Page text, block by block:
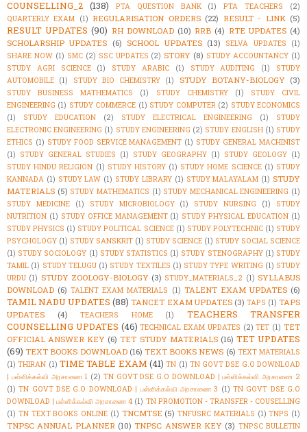
COUNSELLING_2 (138) PTA QUESTION BANK (1) PTA TEACHERS
(2)
QUARTERLY EXAM (1) REGULARISATION ORDERS (22) RESULT - LINK (5)
RESULT UPDATES (90) RH DOWNLOAD (10) RRB (4) RTE UPDATES (4)
SCHOLARSHIP UPDATES (6) SCHOOL UPDATES (13) SELVA UPDATES
(1)
SHARE NOW (1) SMC (2) SSC UPDATES (2) STORY (8) STUDY ACCOUNTANCY (1)
STUDY AGRI SCIENCE
(1) STUDY ARABIC (1) STUDY AUDITING (1)
STUDY
AUTOMOBILE (1) STUDY BIO CHEMISTRY (1) STUDY BOTANY-BIOLOGY (3)
STUDY BUSINESS MATHEMATICS (1) STUDY CHEMISTRY (1)
STUDY CIVIL
ENGINEERING (1) STUDY COMMERCE (1) STUDY COMPUTER (2) STUDY ECONOMICS
(1)
STUDY EDUCATION (2) STUDY ELECTRICAL ENGINEERING (1)
STUDY
ELECTRONIC ENGINEERING (1) STUDY ENGINEERING (2) STUDY ENGLISH (1) STUDY
ETHICS (1) STUDY FOOD SERVICE MANAGEMENT (1) STUDY GENERAL MACHINIST
(1) STUDY GENERAL STUDIES (1) STUDY GEOGRAPHY (1) STUDY GEOLOGY (1)
STUDY HINDU RELIGION (1) STUDY HISTORY (1) STUDY HOME SCIENCE (1) STUDY
KANNADA (1) STUDY LAW (1) STUDY LIBRARY (1) STUDY MALAYALAM (1) STUDY
MATERIALS (5) STUDY MATHEMATICS (1) STUDY MECHANICAL ENGINEERING (1)
STUDY MEDICINE
(1) STUDY MICROBIOLOGY (1) STUDY NURSING (1)
STUDY
NUTRITION (1) STUDY OFFICE MANAGEMENT (1) STUDY PHYSICAL EDUCATION (1)
STUDY PHYSICS (1) STUDY POLITICAL SCIENCE (1) STUDY POLYTECHNIC (1) STUDY
PSYCHOLOGY (1) STUDY SANSKRIT (1) STUDY SCIENCE (1) STUDY SOCIAL SCIENCE
(1) STUDY SOCIOLOGY (1) STUDY STATISTICS (1) STUDY STENOGRAPHY (1) STUDY
TAMIL (1) STUDY TELUGU (1) STUDY TEXTILES (1) STUDY TYPE WRITING (1) STUDY
URDU (1) STUDY ZOOLOGY-BIOLOGY (3) STUDY_MATERIALS_2 (1) SYLLABUS
DOWNLOAD (6) TALENT EXAM MATERIALS (1) TALENT EXAM UPDATES (6)
TAMIL NADU UPDATES (88) TANCET EXAM UPDATES (3) TAPS (1) TAPS
UPDATES
(4) TEACHERS HOME (1)
TEACHERS TRANSFER
COUNSELLING UPDATES (46) TECHNICAL EXAM UPDATES (2) TET (1) TET
OFFICIAL ANSWER KEY (6) TET STUDY MATERIALS (16) TET UPDATES
(69) TEXT BOOKS DOWNLOAD (16) TEXT BOOKS NEWS (6) TEXT MATERIALS
(1) THIRAN (1) TIME TABLE EXAM (41) TN (1) TN GOVT DSE G.O DOWNLOAD
| பள்ளிக்கல்வி அரசாணை 1 (2) TN GOVT DSE G.O DOWNLOAD | பள்ளிக்கல்வி அரசாணை 2
(1) TN GOVT DSE G.O DOWNLOAD | பள்ளிக்கல்வி அரசாணை 3 (1) TN GOVT DSE G.O
DOWNLOAD | பள்ளிக்கல்வி அரசாணை 4 (1) TN PROMOTION - TRANSFER - COUSELLING
(1) TN TEXT BOOKS ONLINE (1) TNCMTSE (5) TNFUSRC MATERIALS (1) TNPS (1)
TNPSC ANNUAL PLANNER (10) TNPSC ANSWER KEY (3) TNPSC BULLETIN